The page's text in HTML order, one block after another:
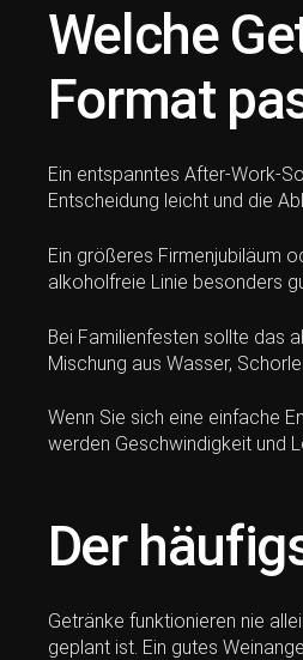
Welche
Format
Ein entspanntes After-Work-
Entscheidung leicht und die
Ein größeres Firmenjubiläum
alkoholfreie Linie besonders
Bei Familienfesten sollte das
Mischung aus Wasser,
Wenn Sie sich eine einfache
werden Geschwindigkeit und
Der
Getränke funktionieren nie
geplant ist. Ein gutes